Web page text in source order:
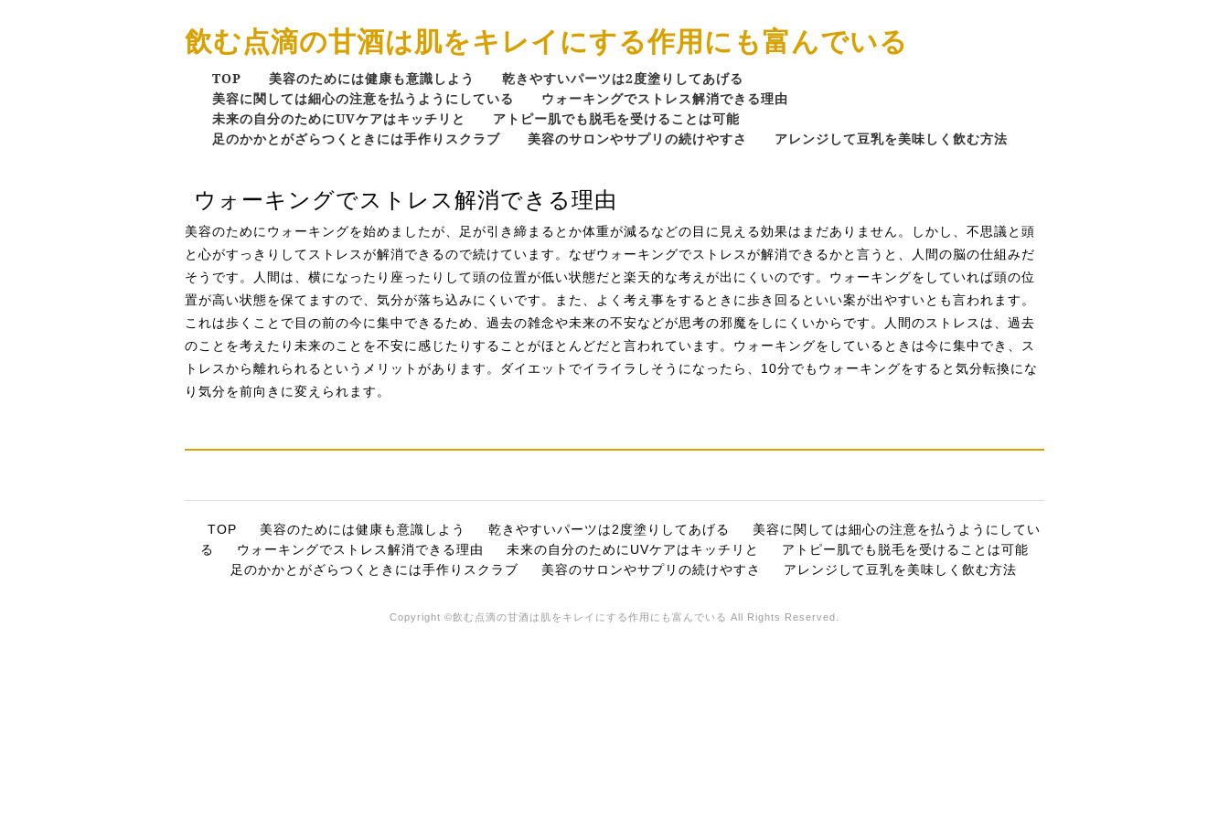
飲む点滴の甘酒は肌をキレイにする作用にも富んでいる
TOP 美容のためには健康も意識しよう
乾きやすいパーツは2度塗りしてあげる
美容に関しては細心の注意を払うようにしている
ウォーキングでストレス解消できる理由
未来の自分のためにUVケアはキッチリと
アトピー肌でも脱毛を受けることは可能
足のかかとがざらつくときには手作りスクラブ
美容のサロンやサプリの続けやすさ アレンジして豆乳を美味しく飲む方法
ウォーキングでストレス解消できる理由
美容のためにウォーキングを始めましたが、足が引き締まるとか体重が減るなどの目に見える効果はまだありません。しかし、不思議と頭
と心がすっきりしてストレスが解消できるので続けています。なぜウォーキングでストレスが解消できるかと言うと、人間の脳の仕組みだ
そうです。人間は、横になったり座ったりして頭の位置が低い状態だと楽天的な考えが出にくいのです。ウォーキングをしていれば頭の位
置が高い状態を保てますので、気分が落ち込みにくいです。また、よく考え事をするときに歩き回るといい案が出やすいとも言われます。
これは歩くことで目の前の今に集中できるため、過去の雑念や未来の不安などが思考の邪魔をしにくいからです。人間のストレスは、過去
のことを考えたり未来のことを不安に感じたりすることがほとんどだと言われています。ウォーキングをしているときは今に集中でき、ス
トレスから離れられるというメリットがあります。ダイエットでイライラしそうになったら、10分でもウォーキングをすると気分転換にな
り気分を前向きに変えられます。
TOP 美容のためには健康も意識しよう 乾きやすいパーツは2度塗りしてあげる
美容に関しては細心の注意を払うようにしてい
る
ウォーキングでストレス解消できる理由 未来の自分のためにUVケアはキッチリと
アトピー肌でも脱毛を受けることは可能
足のかかとがざらつくときには手作りスクラブ
美容のサロンやサプリの続けやすさ アレンジして豆乳を美味しく飲む方法
Copyright ©飲む点滴の甘酒は肌をキレイにする作用にも富んでいる All Rights Reserved.